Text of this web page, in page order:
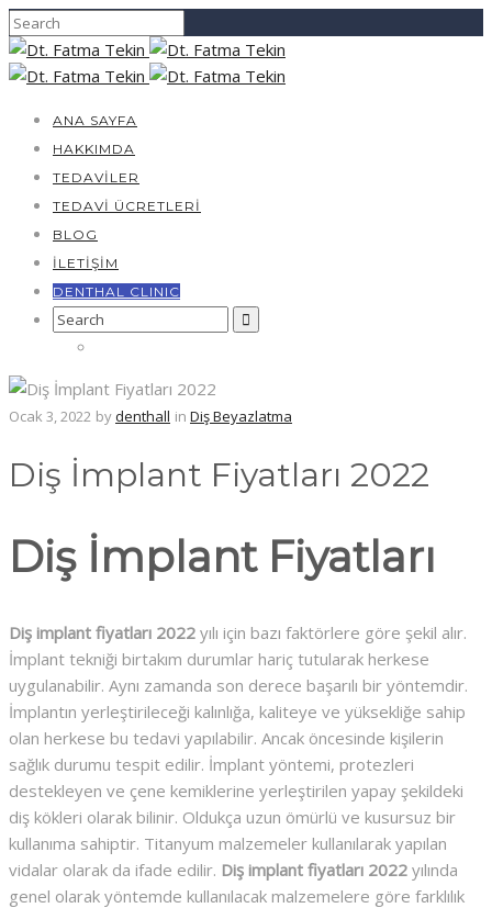
ANA SAYFA
HAKKIMDA
TEDAVILER
TEDAVI ÜCRETLERI
BLOG
İLETIŞIM
DENTHAL CLINIC
Search
Ocak 3, 2022 bydenthall in Diş Beyazlatma
Diş İmplant Fiyatları 2022
Diş İmplant Fiyatları
Diş implant fiyatları 2022 yılı için bazı faktörlere göre şekil alır.
İmplant tekniği birtakım durumlar hariç tutularak herkese
uygulanabilir. Aynı zamanda son derece başarılı bir yöntemdir.
İmplantın yerleştirileceği kalınlığa, kaliteye ve yüksekliğe sahip
olan herkese bu tedavi yapılabilir. Ancak öncesinde kişilerin
sağlık durumu tespit edilir. İmplant yöntemi, protezleri
destekleyen ve çene kemiklerine yerleştirilen yapay şekildeki
diş kökleri olarak bilinir. Oldukça uzun ömürlü ve kusursuz bir
kullanıma sahiptir. Titanyum malzemeler kullanılarak yapılan
vidalar olarak da ifade edilir. Diş implant fiyatları 2022 yılında
genel olarak yöntemde kullanılacak malzemelere göre farklılık